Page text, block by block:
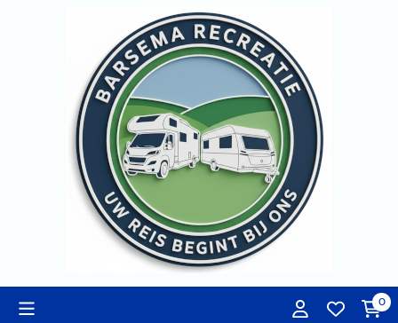
Cookievoorkeuren zijn momenteel gesloten.
0